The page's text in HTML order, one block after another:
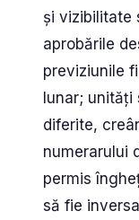
și vizibilitate
aprobările
previziunile
lunar;
diferite,
numerarului
permis
să fie